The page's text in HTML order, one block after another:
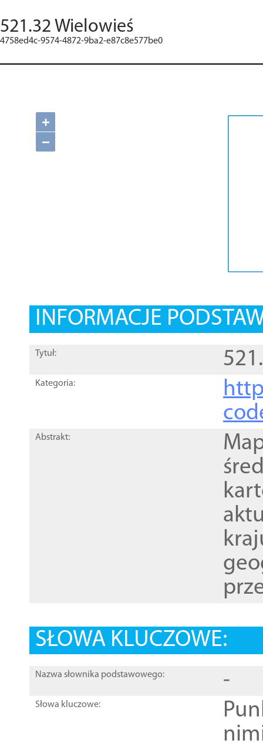
521.32 Wielowieś
4758ed4c-9574-4872-9ba2-e87c8e577be0
+
−
INFORMACJE
Tytuł:
Kategoria:
Abstrakt:
SŁOWA KLUCZOWE:
Nazwa słownika podstawowego: -
Słowa kluczowe: